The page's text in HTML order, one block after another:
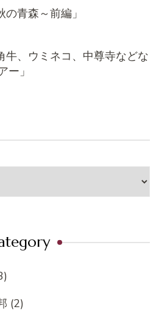
の青森～前編」
牛、ウミネコ、中尊寺などな
ー」
(2)